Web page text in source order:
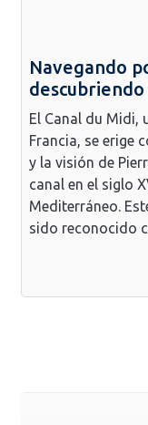
Navegando
El Canal du Midi,
Francia, se erige
y la visión de
canal en el siglo
Mediterráneo.
sido reconocido